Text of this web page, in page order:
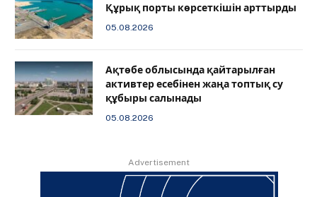
Құрық порты көрсеткішін арттырды
05.08.2026
Ақтөбе облысында қайтарылған
активтер есебінен жаңа топтық су
құбыры салынады
05.08.2026
Advertisement